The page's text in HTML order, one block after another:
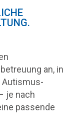
an, in
Autismus-
je nach
passende